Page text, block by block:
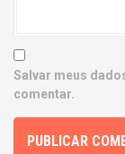
Salvar meus
comentar.